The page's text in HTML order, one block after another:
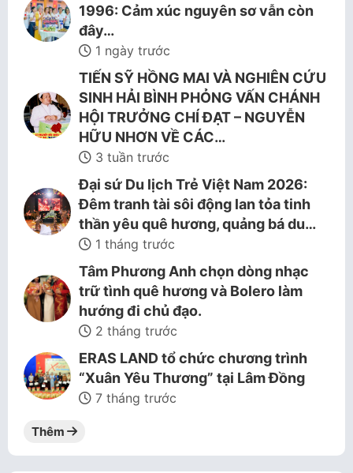
1996: Cảm xúc nguyên sơ vẫn còn
đây…
1 ngày trước
TIẾN SỸ HỒNG MAI VÀ NGHIÊN CỨU
SINH HẢI BÌNH PHỎNG VẤN CHÁNH
HỘI TRƯỞNG CHÍ ĐẠT – NGUYỄN
HỮU NHƠN VỀ CÁC…
3 tuần trước
Đại sứ Du lịch Trẻ Việt Nam 2026:
Đêm tranh tài sôi động lan tỏa tinh
thần yêu quê hương, quảng bá du…
1 tháng trước
Tâm Phương Anh chọn dòng nhạc
trữ tình quê hương và Bolero làm
hướng đi chủ đạo.
2 tháng trước
ERAS LAND tổ chức chương trình
“Xuân Yêu Thương” tại Lâm Đồng
7 tháng trước
Thêm